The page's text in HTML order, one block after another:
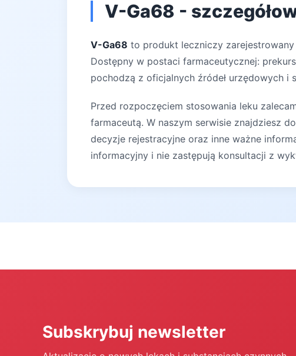
V-Ga68 -
V-Ga68 to produkt leczniczy zarejestrowany
Dostępny w postaci farmaceutycznej:
pochodzą z oficjalnych źródeł urzędowych i
Przed rozpoczęciem stosowania leku
farmaceutą. W naszym serwisie znajdziesz
decyzje rejestracyjne oraz inne ważne
informacyjny i nie zastępują konsultacji z
Subskrybuj newsletter